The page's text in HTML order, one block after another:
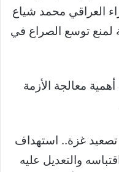
العراقي محمد شياع
لمنع توسع الصراع في
معالجة الأزمة
تصعيد غزة.. استهداف
والتعديل عليه